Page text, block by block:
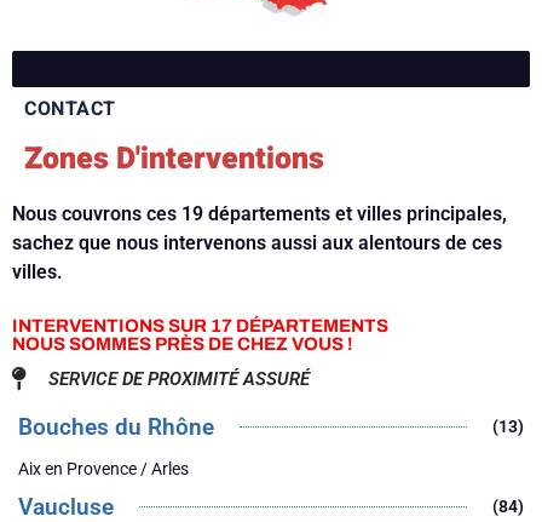
CONTACT
Zones D'interventions
Nous couvrons ces 19 départements et villes principales,
sachez que nous intervenons aussi aux alentours de ces
villes.
INTERVENTIONS SUR 17 DÉPARTEMENTS
NOUS SOMMES PRÈS DE CHEZ VOUS !
SERVICE DE PROXIMITÉ ASSURÉ
Bouches du Rhône (13)
Aix en Provence / Arles
Vaucluse (84)